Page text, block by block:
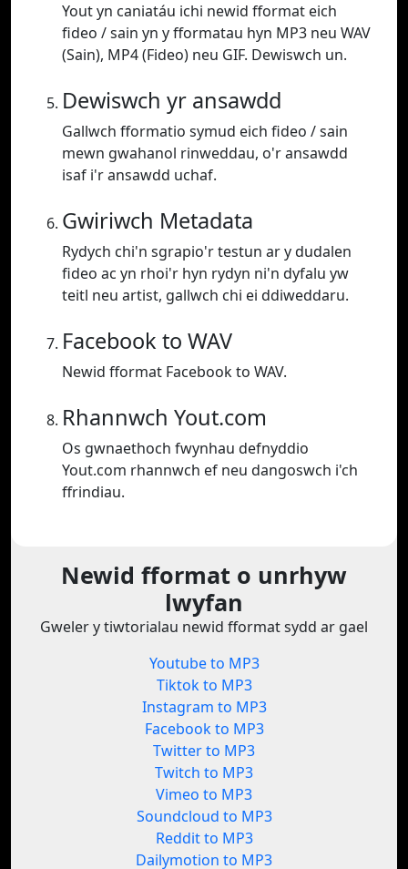
Yout yn caniatáu ichi newid fformat eich
fideo / sain yn y fformatau hyn MP3 neu WAV
(Sain), MP4 (Fideo) neu GIF. Dewiswch un.
Dewiswch yr ansawdd
Gallwch fformatio symud eich fideo / sain
mewn gwahanol rinweddau, o'r ansawdd
isaf i'r ansawdd uchaf.
Gwiriwch Metadata
Rydych chi'n sgrapio'r testun ar y dudalen
fideo ac yn rhoi'r hyn rydyn ni'n dyfalu yw
teitl neu artist, gallwch chi ei ddiweddaru.
Facebook to WAV
Newid fformat Facebook to WAV.
Rhannwch Yout.com
Os gwnaethoch fwynhau defnyddio
Yout.com rhannwch ef neu dangoswch i'ch
ffrindiau.
Newid fformat o unrhyw
lwyfan
Gweler y tiwtorialau newid fformat sydd ar gael
Youtube to MP3
Tiktok to MP3
Instagram to MP3
Facebook to MP3
Twitter to MP3
Twitch to MP3
Vimeo to MP3
Soundcloud to MP3
Reddit to MP3
Dailymotion to MP3